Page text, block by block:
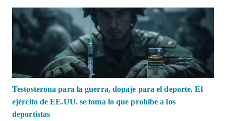
Testosterona para la guerra, dopaje para el deporte. El
ejército de EE.UU. se toma lo que prohíbe a los
deportistas